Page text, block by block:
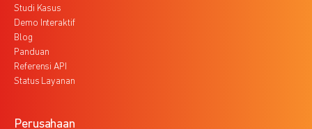
Studi Kasus
Demo Interaktif
Blog
Panduan
Referensi API
Status Layanan
Perusahaan